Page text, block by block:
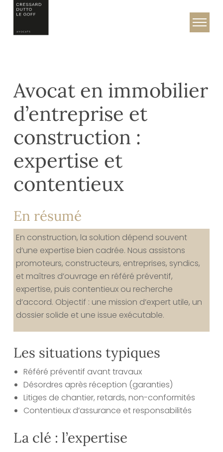
content
Avocat en immobilier
d’entreprise et
construction :
expertise et
contentieux
En résumé
En construction, la solution dépend souvent
d’une expertise bien cadrée. Nous assistons
promoteurs, constructeurs, entreprises, syndics,
et maîtres d’ouvrage en référé préventif,
expertise, puis contentieux ou recherche
d’accord. Objectif : une mission d’expert utile, un
dossier solide et une issue exécutable.
Les situations typiques
Référé préventif avant travaux
Désordres après réception (garanties)
Litiges de chantier, retards, non-conformités
Contentieux d’assurance et responsabilités
La clé : l’expertise